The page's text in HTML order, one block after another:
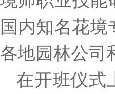
国内知名花
各地园林公司
在开班仪式